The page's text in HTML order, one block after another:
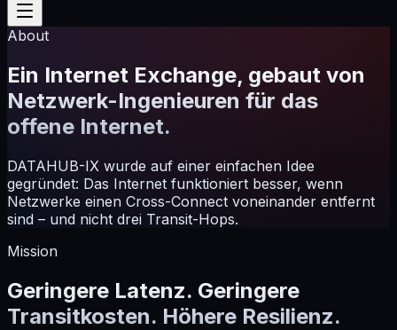
About
Ein Internet Exchange, gebaut von
Netzwerk-Ingenieuren für das
offene Internet.
DATAHUB-IX wurde auf einer einfachen Idee
gegründet: Das Internet funktioniert besser, wenn
Netzwerke einen Cross-Connect voneinander entfernt
sind – und nicht drei Transit-Hops.
Mission
Geringere Latenz. Geringere
Transitkosten. Höhere Resilienz.